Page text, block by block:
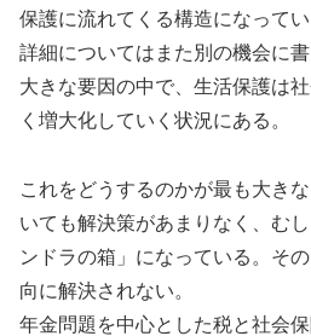
保護に流れてくる構造になってい
詳細についてはまた別の機会に
大きな要因の中で、生活保護は
く増大化していく状況にある。
これをどうするのかが最も大き
いても解決策があまりなく、む
ンドラの箱」になっている。そ
向に解決されない。
年金問題を中心とした税と社会